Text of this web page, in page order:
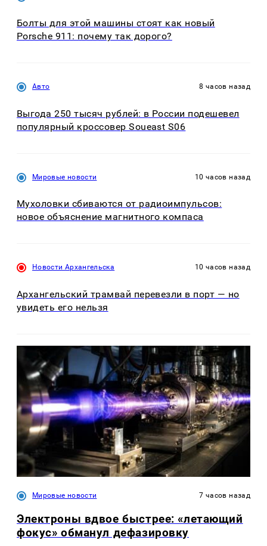
Болты для этой машины стоят как новый
Porsche 911: почему так дорого?
Авто 8 часов назад
Выгода 250 тысяч рублей: в России подешевел
популярный кроссовер Soueast S06
Мировые новости 10 часов назад
Мухоловки сбиваются от радиоимпульсов:
новое объяснение магнитного компаса
Новости Архангельска 10 часов назад
Архангельский трамвай перевезли в порт — но
увидеть его нельзя
Мировые новости 7 часов назад
Электроны вдвое быстрее: «летающий
фокус» обманул дефазировку